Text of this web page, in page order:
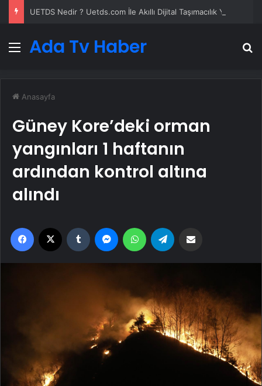
Menü
Ada Tv Haber
Anasayfa
Güney Kore’deki orman
yangınları 1 haftanın
ardından kontrol altına
alındı
Facebook Tumblr MessengerWhatsApp